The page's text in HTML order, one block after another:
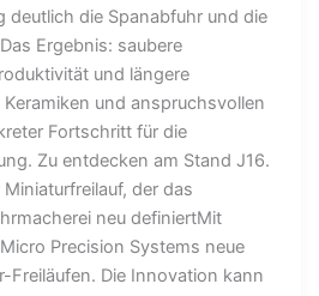
deutlich die Spanabfuhr und die
Ergebnis: saubere
und längere
und anspruchsvollen
Fortschritt für die
Zu entdecken am Stand J16.
Miniaturfreilauf, der das
neu definiertMit
Precision Systems neue
Freiläufen. Die Innovation kann